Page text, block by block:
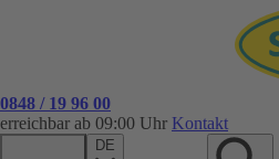
0848 / 19 96 00
erreichbar ab 09:00 Uhr Kontakt
DE